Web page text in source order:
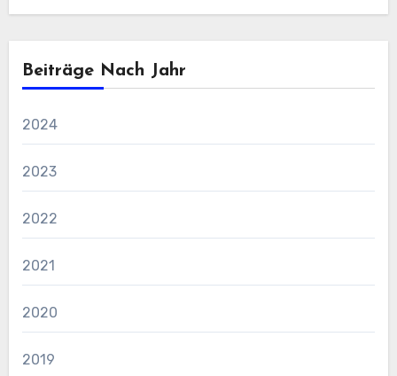
Beiträge Nach Jahr
2024
2023
2022
2021
2020
2019